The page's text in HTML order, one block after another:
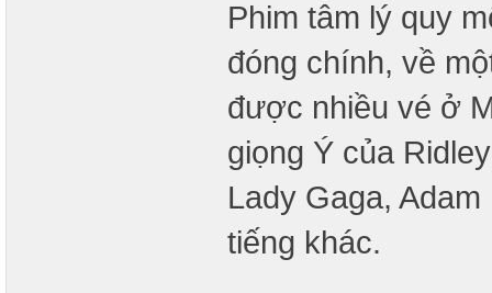
Phim tâm lý quy
đóng chính, về
được nhiều vé ở
giọng Ý của
Lady Gaga,
tiếng khác.